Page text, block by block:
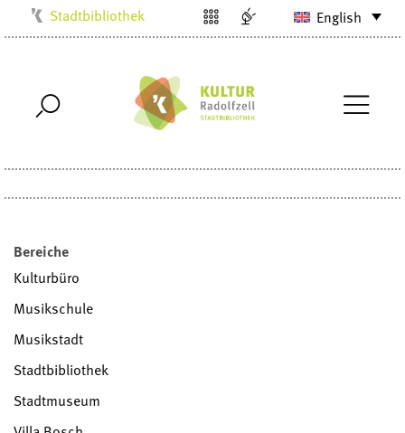
Musikschule
Stadtmuseum
Stadtbibliothek
Villa Bosch
English
Bereiche
Kulturbüro
Musikschule
Musikstadt
Stadtbibliothek
Stadtmuseum